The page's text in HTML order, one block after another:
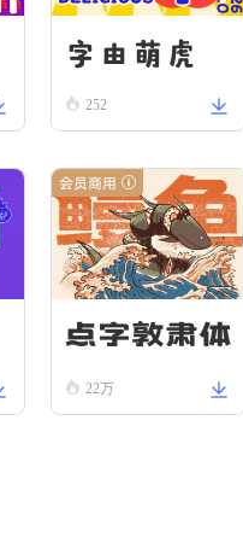
字由萌虎
252
会员商用
点字敦肃体
22万